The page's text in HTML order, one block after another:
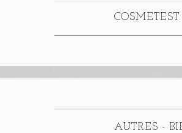
AUTRES -